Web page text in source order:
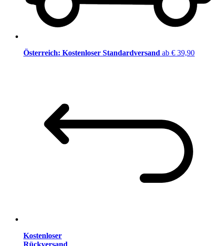
Österreich: Kostenloser Standardversand ab € 39,90
Kostenloser
Rückversand